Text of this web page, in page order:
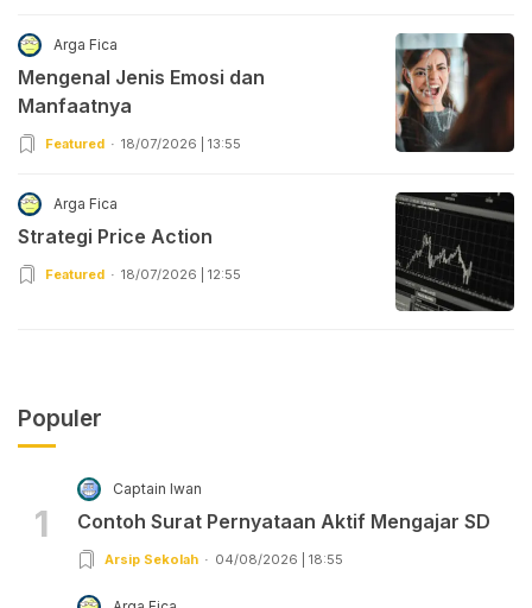
Arga Fica
Mengenal Jenis Emosi dan
Manfaatnya
Featured 18/07/2026 | 13:55
Arga Fica
Strategi Price Action
Featured 18/07/2026 | 12:55
Populer
1
Captain Iwan
Contoh Surat Pernyataan Aktif Mengajar SD
Arsip Sekolah 04/08/2026 | 18:55